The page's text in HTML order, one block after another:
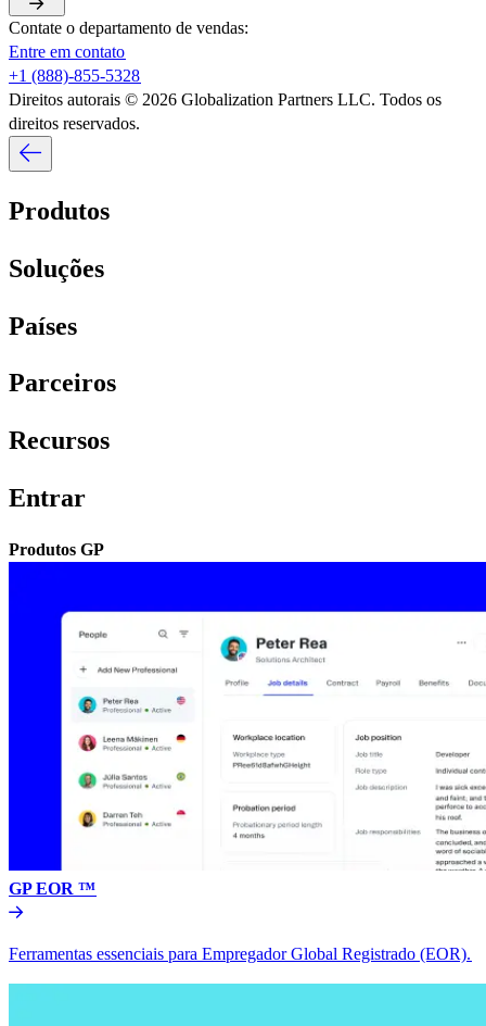
Contate o departamento de vendas:​​
Entre em contato​​
+1 (888)-855-5328​​
Direitos autorais © 2026 Globalization Partners LLC. Todos os
direitos reservados.​​
Produtos​​
Soluções​​
Países​​
Parceiros​​
Recursos​​
Entrar​​
Produtos GP​​
GP EOR ™​​
Ferramentas essenciais para Empregador Global Registrado (EOR).​​